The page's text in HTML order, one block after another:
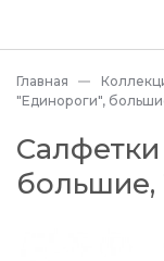
Главная
"Единороги",
большие,